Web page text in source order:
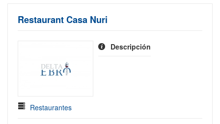
Restaurant Casa Nuri
Descripción
Restaurantes